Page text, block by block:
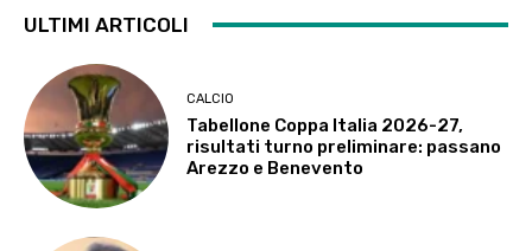
ULTIMI ARTICOLI
CALCIO
Tabellone Coppa Italia 2026-27,
risultati turno preliminare: passano
Arezzo e Benevento